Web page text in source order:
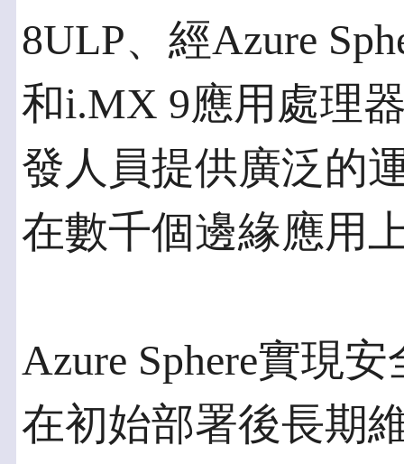
8ULP、經Azure
和i.MX 9應用處理
發人員提供廣泛的
在數千個邊緣應用
Azure Sphere實現
在初始部署後長期